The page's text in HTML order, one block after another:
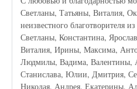
Светланы, Татьяны, Виталия,
неизвестного благотворителя
Светланы, Константина,
Виталия, Ирины, Максима,
Людмилы, Вадима, Валентины,
Станислава, Юлии, Дмитрия,
Николая, Андрея, Екатерины,